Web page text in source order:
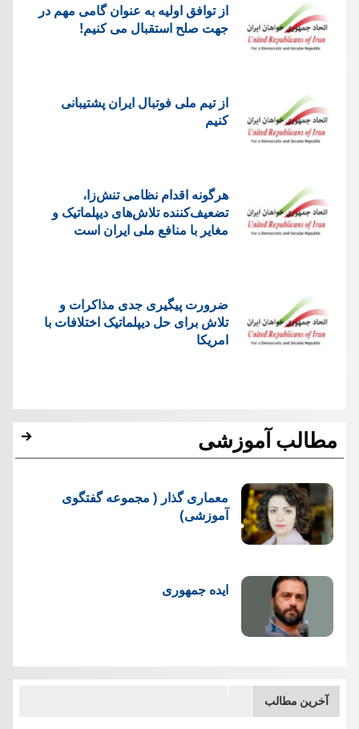
از توافق اولیه به عنوان گامی مهم در
جهت صلح استقبال می کنیم!
از تیم ملی فوتبال ایران پشتیبانی
کنیم
هرگونه اقدام نظامی تنش‌زا،
تضعیف‌کننده تلاش‌های دیپلماتیک و
مغایر با منافع ملی ایران است
ضرورت پیگیری جدی مذاکرات و
تلاش برای حل دیپلماتیک اختلافات با
امریکا
مطالب آموزشی
معماری گذار ( مجموعه گفتگوی
آموزشی)
ایده جمهوری
آخرین مطالب